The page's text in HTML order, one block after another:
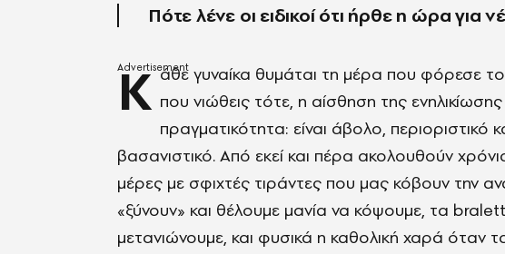
Πότε λένε οι ειδικοί ότι ήρθε η ώρα για
Κ άθε γυναίκα θυμάται τη μέρα που φόρεσε
που νιώθεις τότε, η αίσθηση της
πραγματικότητα: είναι άβολο, περιοριστικό
βασανιστικό. Από εκεί και πέρα ακολουθούν
μέρες με σφιχτές τιράντες που μας κόβουν την
«ξύνουν» και θέλουμε μανία να κόψουμε, τα
μετανιώνουμε, και φυσικά η καθολική χαρά όταν